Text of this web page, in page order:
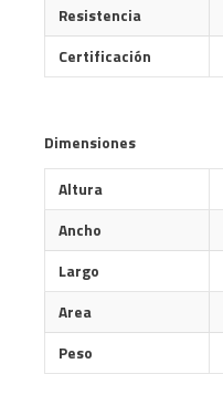
Resistencia
Certificación
Dimensiones
Altura
Ancho
Largo
Area
Peso